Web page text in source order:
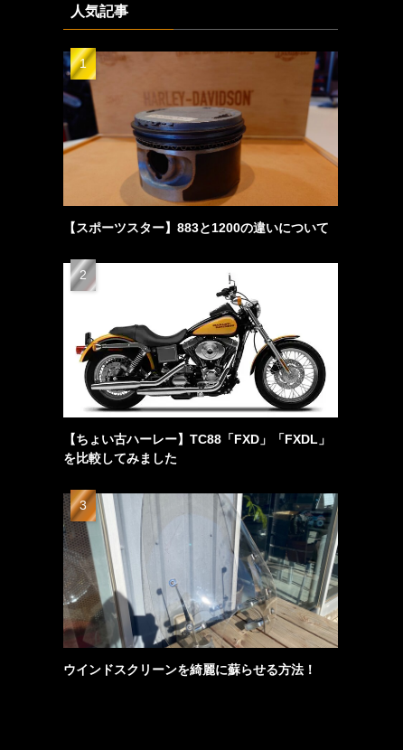
人気記事
【スポーツスター】883と1200の違いについて
【ちょい古ハーレー】TC88「FXD」「FXDL」
を比較してみました
ウインドスクリーンを綺麗に蘇らせる方法！